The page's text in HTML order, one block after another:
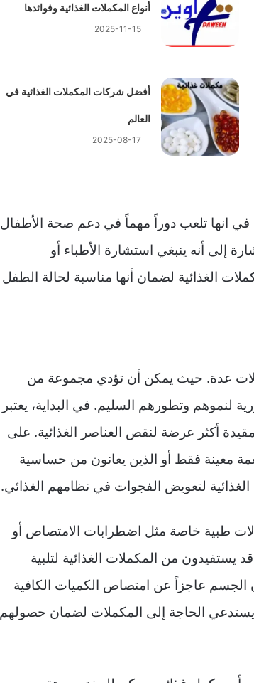
أنواع المكملات الغذائية وفوائدها
2025-11-15
أفضل شركات المكملات الغذائية في
العالم
2025-08-17
في انها تلعب دوراً مهماً في دعم صحة الأطفال
إلى أنه ينبغي استشارة الأطباء أو
الغذائية لضمان أنها مناسبة لحالة الطفل
عدة. حيث يمكن أن تؤدي مجموعة من
لنموهم وتطورهم السليم. في البداية، يعتبر
أكثر عرضة لنقص العناصر الغذائية. على
معينة فقط أو الذين يعانون من حساسية
لتعويض الفجوات في نظامهم الغذائي.
طبية خاصة مثل اضطرابات الامتصاص أو
من المكملات الغذائية لتلبية
الجسم عاجزاً عن امتصاص الكميات الكافية
يستدعي الحاجة إلى المكملات لضمان حصولهم